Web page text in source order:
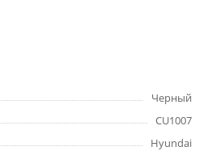
Черный
CU1007
Hyundai